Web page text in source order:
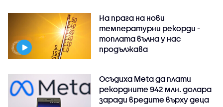
На прага на нови
температурни рекорди -
топлата вълна у нас
продължава
Осъдиха Meta да плати
рекордните 942 млн. долара
заради вредите върху деца